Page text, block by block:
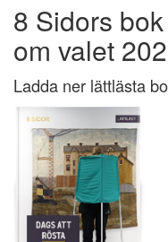
8 Sidors bok
om valet
Ladda ner lättlästa